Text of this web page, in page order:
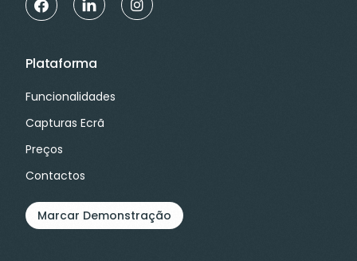
Plataforma
Funcionalidades
Capturas Ecrã
Preços
Contactos
Marcar Demonstração